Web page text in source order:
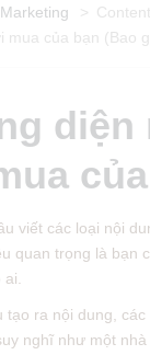
>
mua của bạn (Bao
diện
viết các loại nội
quan trọng là bạn
ai.
ra nội dung,
nghĩ như một